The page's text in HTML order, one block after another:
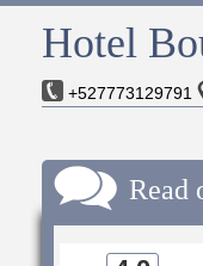
Hotel
+527773129791
Read